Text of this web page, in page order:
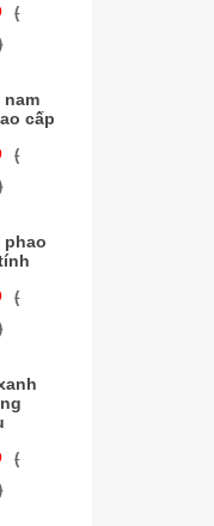
(
nam
cấp
(
phao
(
(